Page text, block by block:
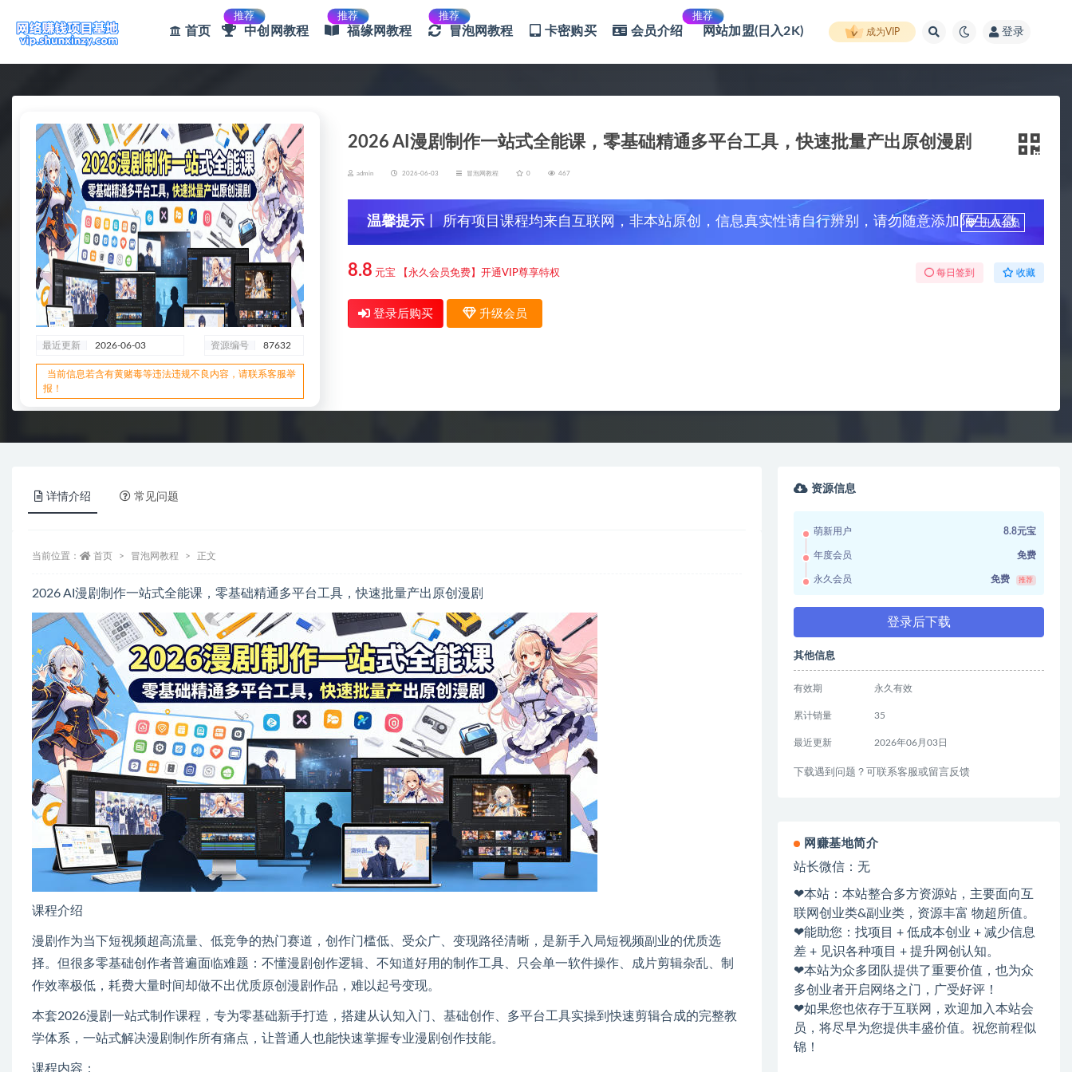
首页
推荐
中创网教程
推荐
福缘网教程
推荐
冒泡网教程 卡密购买 会员介绍
推荐
网站加盟(日入2K) 成为VIP 登录
最近更新 2026-06-03 资源编号 87632
当前信息若含有黄赌毒等违法违规不良内容，请联系客服举
报！
2026 AI漫剧制作一站式全能课，零基础精通多平台工具，快速批量产出原创漫剧
admin 2026-06-03 冒泡网教程 0 467
温馨提示 丨 所有项目课程均来自互联网，非本站原创，信息真实性请自行辨别，请勿随意添加陌生人微
信，谨防上当受骗！
升级会员
8.8 元宝 【永久会员免费】开通VIP尊享特权 每日签到 收藏
登录后购买 升级会员
详情介绍 常见问题
当前位置： 首页 冒泡网教程 正文
2026 AI漫剧制作一站式全能课，零基础精通多平台工具，快速批量产出原创漫剧
课程介绍
漫剧作为当下短视频超高流量、低竞争的热门赛道，创作门槛低、受众广、变现路径清晰，是新手入局短视频副业的优质选
择。但很多零基础创作者普遍面临难题：不懂漫剧创作逻辑、不知道好用的制作工具、只会单一软件操作、成片剪辑杂乱、制
作效率极低，耗费大量时间却做不出优质原创漫剧作品，难以起号变现。
本套2026漫剧一站式制作课程，专为零基础新手打造，搭建从认知入门、基础创作、多平台工具实操到快速剪辑合成的完整教
学体系，一站式解决漫剧制作所有痛点，让普通人也能快速掌握专业漫剧创作技能。
课程内容：
资源信息
萌新用户 8.8元宝
年度会员 免费
永久会员 免费 推荐
登录后下载
其他信息
有效期 永久有效
累计销量 35
最近更新 2026年06月03日
下载遇到问题？可联系客服或留言反馈
网赚基地简介
站长微信：无
❤本站：本站整合多方资源站，主要面向互
联网创业类&副业类，资源丰富 物超所值。
❤能助您：找项目 + 低成本创业 + 减少信息
差 + 见识各种项目 + 提升网创认知。
❤本站为众多团队提供了重要价值，也为众
多创业者开启网络之门，广受好评！
❤如果您也依存于互联网，欢迎加入本站会
员，将尽早为您提供丰盛价值。祝您前程似
锦！